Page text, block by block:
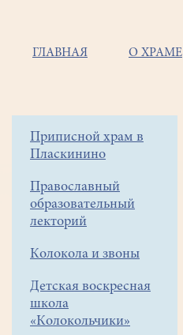
Основная
ГЛАВНАЯ О ХРАМЕ
Боковое
меню
Приписной храм в
Пласкинино
Православный
образовательный
лекторий
Колокола и звоны
Детская воскресная
школа
«Колокольчики»